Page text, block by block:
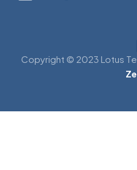
Copyright © 2023 Lotus